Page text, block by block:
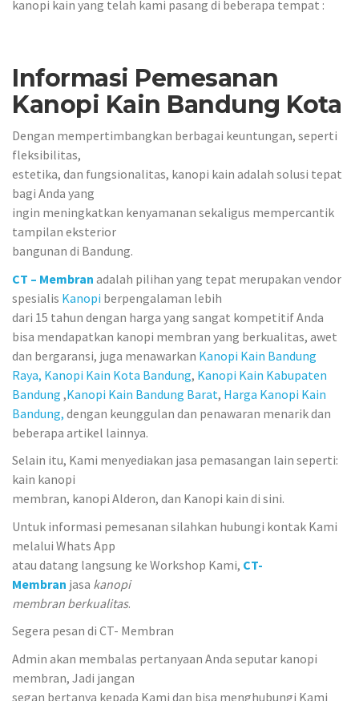
kanopi kain yang telah kami pasang di beberapa tempat :
Informasi Pemesanan
Kanopi Kain Bandung Kota
Dengan mempertimbangkan berbagai keuntungan, seperti
fleksibilitas,
estetika, dan fungsionalitas, kanopi kain adalah solusi tepat
bagi Anda yang
ingin meningkatkan kenyamanan sekaligus mempercantik
tampilan eksterior
bangunan di Bandung.
CT – Membran adalah pilihan yang tepat merupakan vendor
spesialis Kanopi berpengalaman lebih
dari 15 tahun dengan harga yang sangat kompetitif Anda
bisa mendapatkan kanopi membran yang berkualitas, awet
dan bergaransi, juga menawarkan Kanopi Kain Bandung
Raya, Kanopi Kain Kota Bandung, Kanopi Kain Kabupaten
Bandung ,Kanopi Kain Bandung Barat, Harga Kanopi Kain
Bandung, dengan keunggulan dan penawaran menarik dan
beberapa artikel lainnya.
Selain itu, Kami menyediakan jasa pemasangan lain seperti:
kain kanopi
membran, kanopi Alderon, dan Kanopi kain di sini.
Untuk informasi pemesanan silahkan hubungi kontak Kami
melalui Whats App
atau datang langsung ke Workshop Kami, CT-
Membran jasa kanopi
membran berkualitas.
Segera pesan di CT- Membran
Admin akan membalas pertanyaan Anda seputar kanopi
membran, Jadi jangan
segan bertanya kepada Kami dan bisa menghubungi Kami